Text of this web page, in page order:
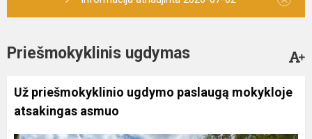
Priešmokyklinis ugdymas
Už priešmokyklinio ugdymo paslaugą mokykloje
atsakingas asmuo